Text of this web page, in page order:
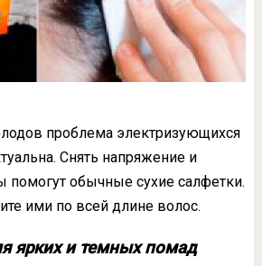
проблема электризующихся
Снять напряжение и
помогут обычные сухие салфетки.
ими по всей длине волос.
ярких и темных помад